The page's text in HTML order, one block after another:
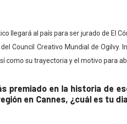
llegará al país para ser jurado de El
Council Creativo Mundial de Ogilvy.
como su trayectoria y el motivo para
premiado en la historia de
en Cannes, ¿cuál es tu